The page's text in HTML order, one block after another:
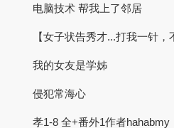
电脑技术 帮我上了邻居
【女子状告秀才...打我一针，
我的女友是学姊
侵犯常海心
孝1-8 全+番外1作者hahabmy